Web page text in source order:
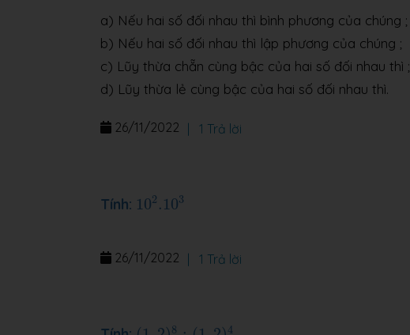
a) Nếu hai số đối nhau thì bình phương của chúng ;
b) Nếu hai số đối nhau thì lập phương của chúng ;
c) Lũy thừa chẵn cùng bậc của hai số đối nhau thì ;
d) Lũy thừa lẻ cùng bậc của hai số đối nhau thì.
26/11/2022 | 1 Trả lời
Tính: 102 .103
102 .103
26/11/2022 1 Trả lời
8 4
(1 2)8: 2) 4